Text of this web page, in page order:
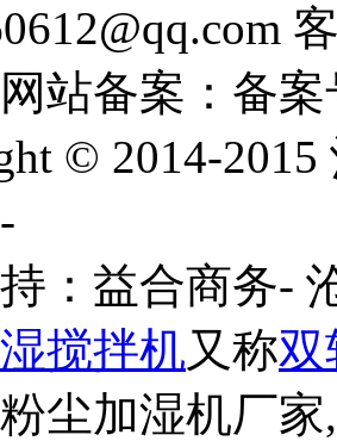
站备案：备案
© 2014-
：益合商务-
搅拌机又称双
尘加湿机厂